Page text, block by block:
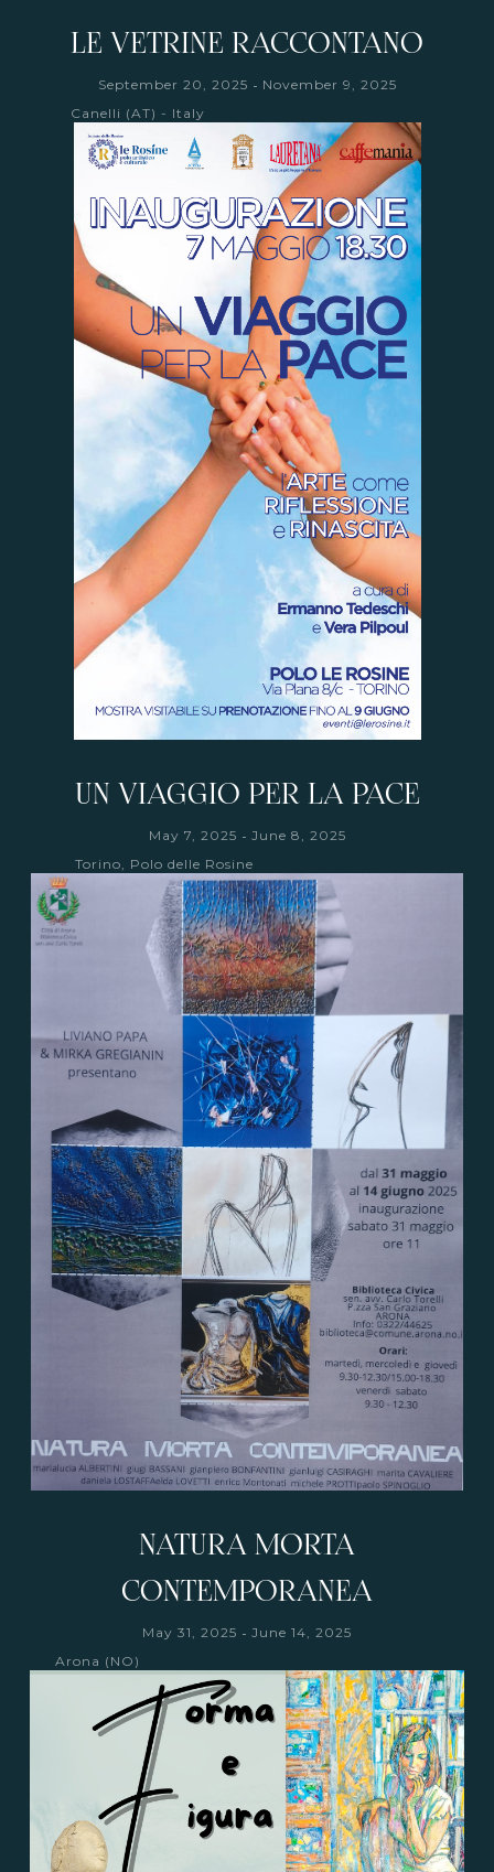
LE VETRINE RACCONTANO
September 20, 2025 - November 9, 2025
Canelli (AT) - Italy
UN VIAGGIO PER LA PACE
May 7, 2025 - June 8, 2025
Torino, Polo delle Rosine
NATURA MORTA
CONTEMPORANEA
May 31, 2025 - June 14, 2025
Arona (NO)